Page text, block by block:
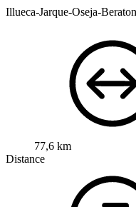
Illueca-Jarque-Oseja-
77,6 km
Distance